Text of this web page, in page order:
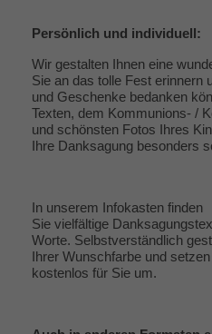
Persönlich und individuell:
Wir gestalten Ihnen eine
Sie an das tolle Fest erinnern
und Geschenke bedanken
Texten, dem Kommunions- /
und schönsten Fotos Ihres
Ihre Danksagung besonders
In unserem Infokasten finden
Sie vielfältige
Worte. Selbstverständlich
Ihrer Wunschfarbe und
kostenlos für Sie um.